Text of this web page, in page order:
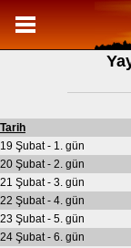
Namaz Vakitleri
Yayla Mahallesi
Yayla Mahallesi
Namaz Nasıl
Bilgi
İletişim
Tarih
19 Şubat - 1. gün
20 Şubat - 2. gün
21 Şubat - 3. gün
22 Şubat - 4. gün
23 Şubat - 5. gün
24 Şubat - 6. gün